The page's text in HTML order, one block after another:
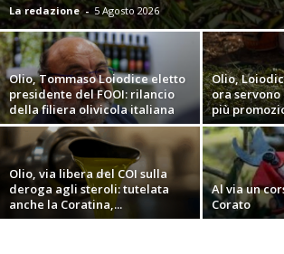
La redazione - 5 Agosto 2026
Olio, Tommaso Loiodice eletto
presidente del FOOI: rilancio
della filiera olivicola italiana
Olio,
ora
più
Olio, via libera del COI sulla
deroga agli steroli: tutelata
anche la Coratina,...
Al via un
Corato